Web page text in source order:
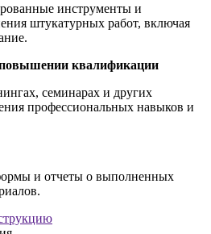
инструменты и
штукатурных работ, включая
повышении квалификации
семинарах и других
профессиональных навыков и
и отчеты о выполненных